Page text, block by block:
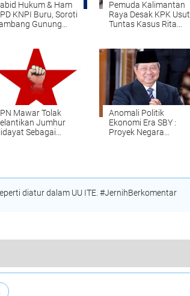
Hukum & Ham
KNPI Buru, Soroti
Gunung
Pemuda Kalimantan
Raya Desak KPK Usut
Tuntas Kasus Rita
Terlibat
Mawar Tolak
Jumhur
Sebagai
Anomali Politik
Ekonomi Era SBY :
Proyek Negara
diatur dalam UU ITE. #JernihBerkomentar
IKN Nusantara, Anggota FBI Minta di Dahului Pembangunan Infastruktur Lembaga Keamana Negara